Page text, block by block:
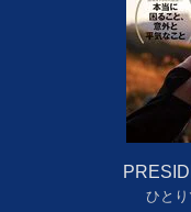
ひとり